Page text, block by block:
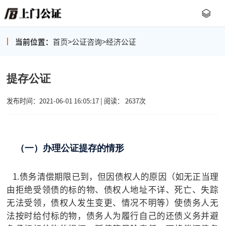
当前位置： 首页>公证咨询>经济公证
提存公证
发布时间：2021-06-01 16:05:17 | 阅读： 2637次
（一）办理公证提存的情形
1.债务清偿期限已到，但因债权人的原因（如无正当理
由拒绝受领债的标的物、债权人地址不详、死亡、失踪
无法受领，债权人发生变更、情况不明等）使债务人无
法按时给付标的物，债务人为履行自己的还债义务并避